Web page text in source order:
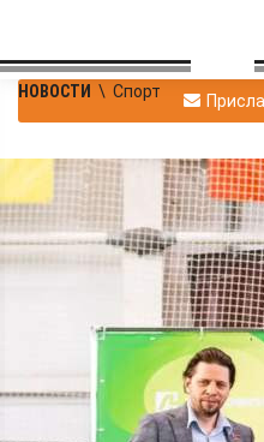
НОВОСТИ \ Спорт
завоевали
бронзу
этапа